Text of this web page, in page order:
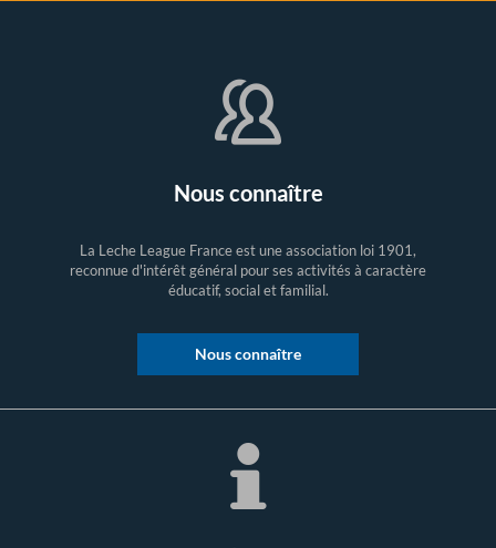
Nous connaître
La Leche League France est une association loi 1901,
reconnue d'intérêt général pour ses activités à caractère
éducatif, social et familial.
Nous connaître